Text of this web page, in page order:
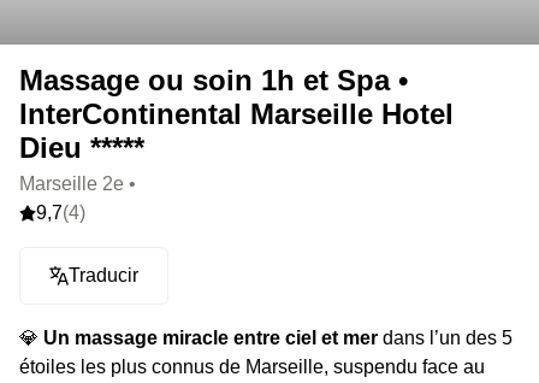
Massage ou soin 1h et Spa •
InterContinental Marseille Hotel
Dieu *****
Marseille 2e •
9,7(4)
Traducir
💎 Un massage miracle entre ciel et mer dans l’un des 5
étoiles les plus connus de Marseille, suspendu face au